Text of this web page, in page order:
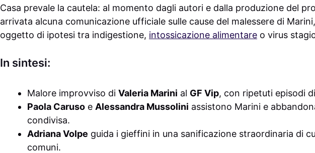
Casa prevale la cautela: al momento dagli autori e dalla produzione del
arrivata alcuna comunicazione ufficiale sulle cause del malessere di
oggetto di ipotesi tra indigestione, intossicazione alimentare o virus
In sintesi:
Malore improvviso di Valeria Marini al GF Vip, con ripetuti episodi
Paola Caruso e Alessandra Mussolini assistono Marini e
condivisa.
Adriana Volpe guida i gieffini in una sanificazione straordinaria di
comuni.